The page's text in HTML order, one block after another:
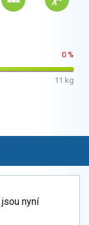
0 %
11 kg
jsou nyní